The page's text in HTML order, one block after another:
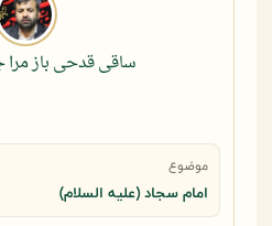
ساقی قدحی باز مرا
موضوع
امام سجاد (علیه السلام)